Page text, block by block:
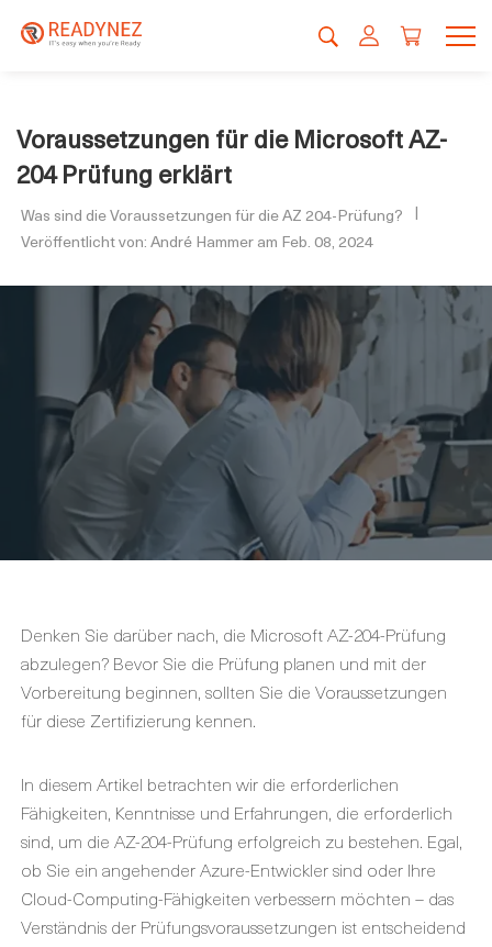
Voraussetzungen für die Microsoft AZ-
204 Prüfung erklärt
Was sind die Voraussetzungen für die AZ 204-Prüfung?
Veröffentlicht von: André Hammer am Feb. 08, 2024
Denken Sie darüber nach, die Microsoft AZ-204-Prüfung
abzulegen? Bevor Sie die Prüfung planen und mit der
Vorbereitung beginnen, sollten Sie die Voraussetzungen
für diese Zertifizierung kennen.
In diesem Artikel betrachten wir die erforderlichen
Fähigkeiten, Kenntnisse und Erfahrungen, die erforderlich
sind, um die AZ-204-Prüfung erfolgreich zu bestehen. Egal,
ob Sie ein angehender Azure-Entwickler sind oder Ihre
Cloud-Computing-Fähigkeiten verbessern möchten – das
Verständnis der Prüfungsvoraussetzungen ist entscheidend